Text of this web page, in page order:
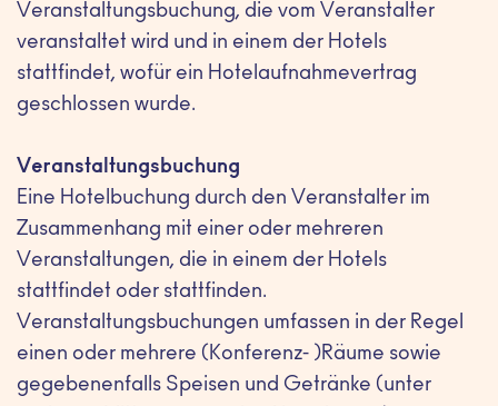
Veranstaltungsbuchung, die vom Veranstalter
veranstaltet wird und in einem der Hotels
stattfindet, wofür ein Hotelaufnahmevertrag
geschlossen wurde.
Veranstaltungsbuchung
Eine Hotelbuchung durch den Veranstalter im
Zusammenhang mit einer oder mehreren
Veranstaltungen, die in einem der Hotels
stattfindet oder stattfinden.
Veranstaltungsbuchungen umfassen in der Regel
einen oder mehrere (Konferenz- )Räume sowie
gegebenenfalls Speisen und Getränke (unter